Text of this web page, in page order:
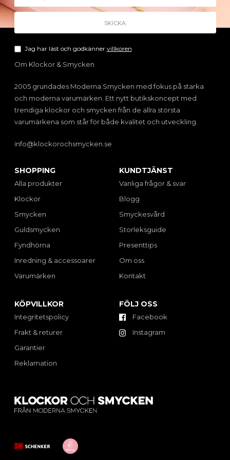
Jag har läst och godkänner villkoren
Om Klockor & Smycken
2005 grundades Moderna Smycken med fokus på starka
och moderna varumärken. Ett nytt butikskoncept med
trendiga klockor och smycken från de allra största
varumärkena som står för både kvalitet och utveckling.
info@klockorochsmycken.se
SHOPPING
Alla produkter
Klockor
Smycken
Guldsmycken
Fyndhörna
Inredning & accessoarer
Varumärken
KUNDTJÄNST
Vanliga frågor & svar
Blogg
Smyckesvård
Storleksguide
Presenttips
Om oss
Kontakt
KÖPVILLKOR
Integritetspolicy
Frakt & returer
Garantier
Reklamation
FÖLJ OSS
Facebook
Instagram